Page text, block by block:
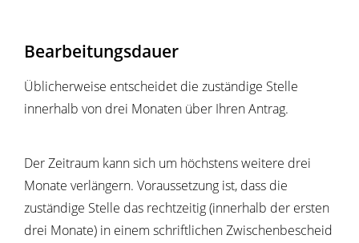
Bearbeitungsdauer
Üblicherweise entscheidet die zuständige Stelle
innerhalb von drei Monaten über Ihren Antrag.
Der Zeitraum kann sich um höchstens weitere drei
Monate verlängern. Voraussetzung ist, dass die
zuständige Stelle das rechtzeitig (innerhalb der ersten
drei Monate) in einem schriftlichen Zwischenbescheid